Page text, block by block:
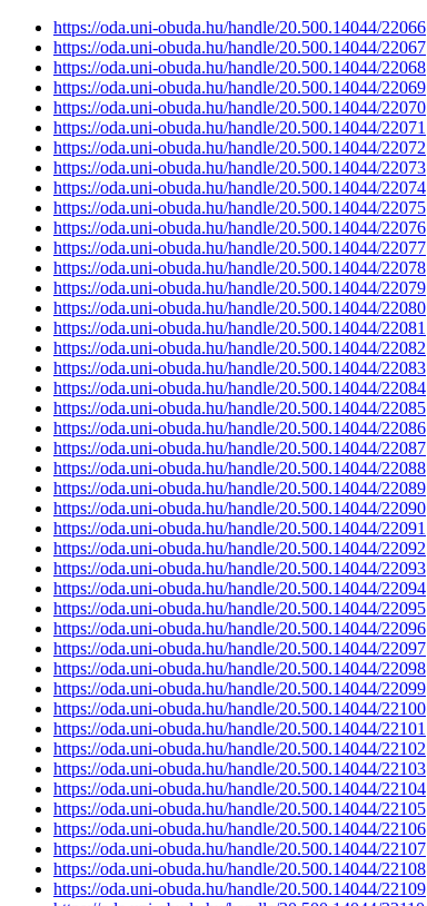
https://oda.uni-obuda.hu/handle/20.500.14044/22066
https://oda.uni-obuda.hu/handle/20.500.14044/22067
https://oda.uni-obuda.hu/handle/20.500.14044/22068
https://oda.uni-obuda.hu/handle/20.500.14044/22069
https://oda.uni-obuda.hu/handle/20.500.14044/22070
https://oda.uni-obuda.hu/handle/20.500.14044/22071
https://oda.uni-obuda.hu/handle/20.500.14044/22072
https://oda.uni-obuda.hu/handle/20.500.14044/22073
https://oda.uni-obuda.hu/handle/20.500.14044/22074
https://oda.uni-obuda.hu/handle/20.500.14044/22075
https://oda.uni-obuda.hu/handle/20.500.14044/22076
https://oda.uni-obuda.hu/handle/20.500.14044/22077
https://oda.uni-obuda.hu/handle/20.500.14044/22078
https://oda.uni-obuda.hu/handle/20.500.14044/22079
https://oda.uni-obuda.hu/handle/20.500.14044/22080
https://oda.uni-obuda.hu/handle/20.500.14044/22081
https://oda.uni-obuda.hu/handle/20.500.14044/22082
https://oda.uni-obuda.hu/handle/20.500.14044/22083
https://oda.uni-obuda.hu/handle/20.500.14044/22084
https://oda.uni-obuda.hu/handle/20.500.14044/22085
https://oda.uni-obuda.hu/handle/20.500.14044/22086
https://oda.uni-obuda.hu/handle/20.500.14044/22087
https://oda.uni-obuda.hu/handle/20.500.14044/22088
https://oda.uni-obuda.hu/handle/20.500.14044/22089
https://oda.uni-obuda.hu/handle/20.500.14044/22090
https://oda.uni-obuda.hu/handle/20.500.14044/22091
https://oda.uni-obuda.hu/handle/20.500.14044/22092
https://oda.uni-obuda.hu/handle/20.500.14044/22093
https://oda.uni-obuda.hu/handle/20.500.14044/22094
https://oda.uni-obuda.hu/handle/20.500.14044/22095
https://oda.uni-obuda.hu/handle/20.500.14044/22096
https://oda.uni-obuda.hu/handle/20.500.14044/22097
https://oda.uni-obuda.hu/handle/20.500.14044/22098
https://oda.uni-obuda.hu/handle/20.500.14044/22099
https://oda.uni-obuda.hu/handle/20.500.14044/22100
https://oda.uni-obuda.hu/handle/20.500.14044/22101
https://oda.uni-obuda.hu/handle/20.500.14044/22102
https://oda.uni-obuda.hu/handle/20.500.14044/22103
https://oda.uni-obuda.hu/handle/20.500.14044/22104
https://oda.uni-obuda.hu/handle/20.500.14044/22105
https://oda.uni-obuda.hu/handle/20.500.14044/22106
https://oda.uni-obuda.hu/handle/20.500.14044/22107
https://oda.uni-obuda.hu/handle/20.500.14044/22108
https://oda.uni-obuda.hu/handle/20.500.14044/22109